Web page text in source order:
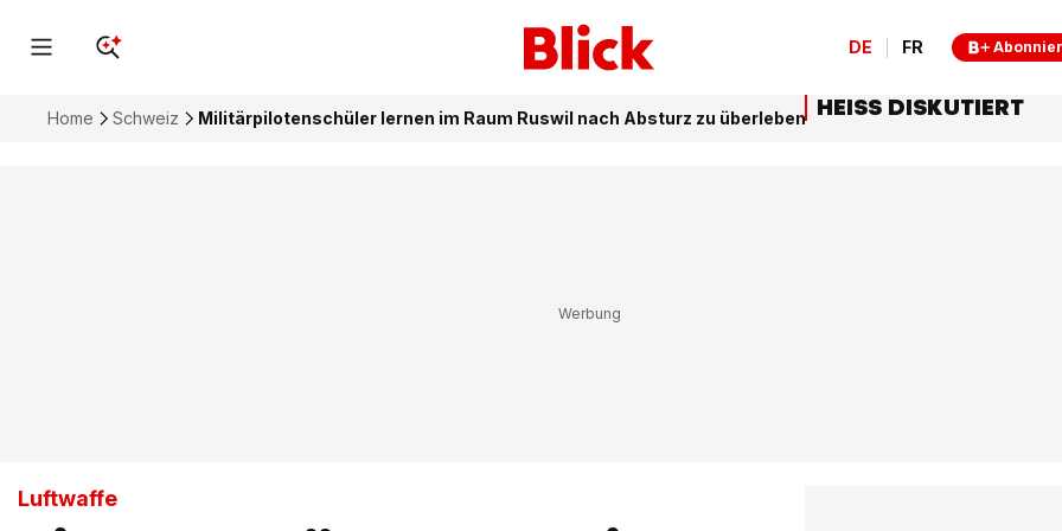
DE FR
Home Schweiz Militärpilotenschüler lernen im Raum Ruswil nach Absturz zu überleben
Luftwaffe
HEISS DISKUTIERT